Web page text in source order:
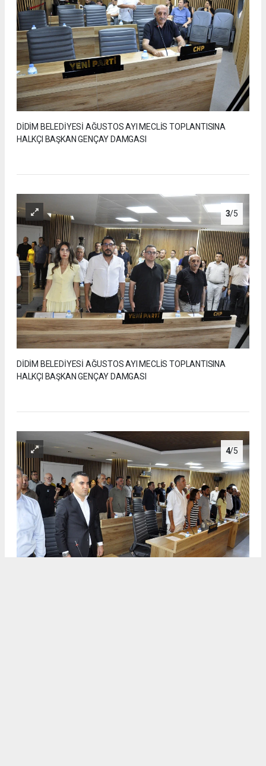
DİDİM BELEDİYESİ AĞUSTOS AYI MECLİS TOPLANTISINA
HALKÇI BAŞKAN GENÇAY DAMGASI
3/5
DİDİM BELEDİYESİ AĞUSTOS AYI MECLİS TOPLANTISINA
HALKÇI BAŞKAN GENÇAY DAMGASI
4/5